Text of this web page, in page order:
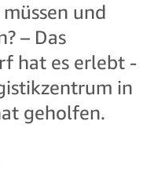
und
– Das
hat es erlebt -
in
geholfen.